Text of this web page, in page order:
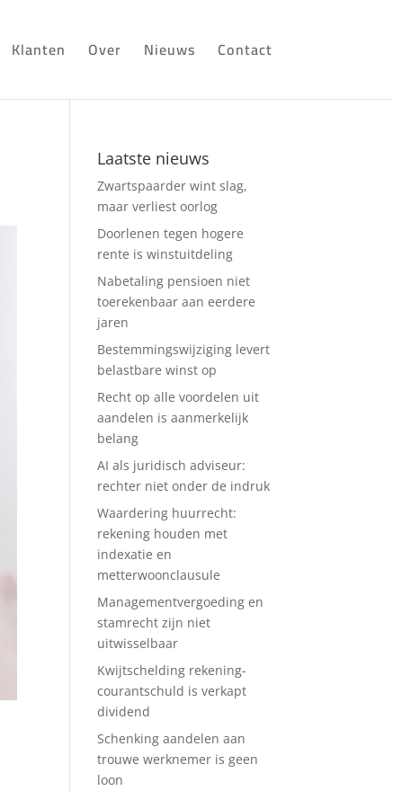
Klanten Over Nieuws Contact
Laatste nieuws
Zwartspaarder wint slag,
maar verliest oorlog
Doorlenen tegen hogere
rente is winstuitdeling
Nabetaling pensioen niet
toerekenbaar aan eerdere
jaren
Bestemmingswijziging levert
belastbare winst op
Recht op alle voordelen uit
aandelen is aanmerkelijk
belang
AI als juridisch adviseur:
rechter niet onder de indruk
Waardering huurrecht:
rekening houden met
indexatie en
metterwoonclausule
Managementvergoeding en
stamrecht zijn niet
uitwisselbaar
Kwijtschelding rekening-
courantschuld is verkapt
dividend
Schenking aandelen aan
trouwe werknemer is geen
loon